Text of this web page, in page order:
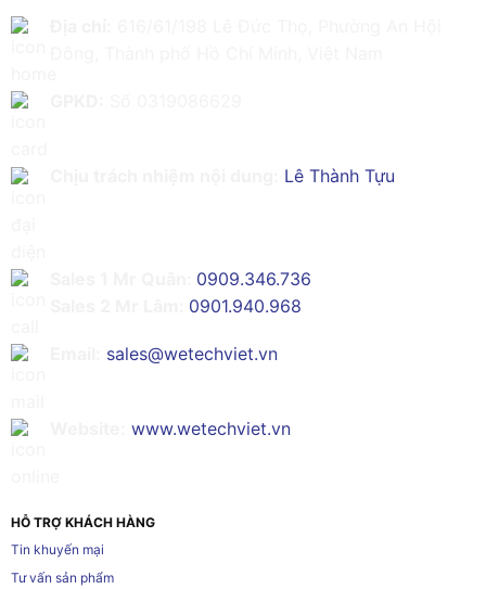
Lê Thành Tựu
0909.346.736
0901.940.968
sales@wetechviet.vn
www.wetechviet.vn
HỖ TRỢ KHÁCH HÀNG
Tin khuyến mại
Tư vấn sản phẩm